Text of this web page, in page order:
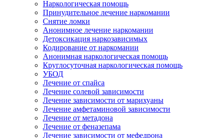
Наркологическая помощь
Принудительное лечение наркомании
Снятие ломки
Анонимное лечение наркомании
Детоксикация наркозависимых
Кодирование от наркомании
Анонимная наркологическая помощь
Круглосуточная наркологическая помощь
УБОД
Лечение от спайса
Лечение солевой зависимости
Лечение зависимости от марихуаны
Лечение амфетаминовой зависимости
Лечение от метадона
Лечение от феназепама
Лечение зависимости от мефедрона